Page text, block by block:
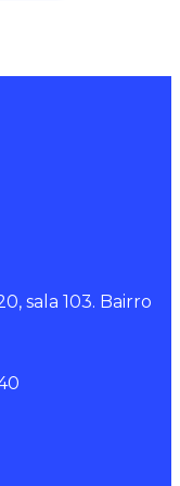
sala 103. Bairro